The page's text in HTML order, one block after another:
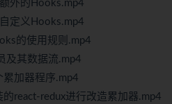
外的Hooks.mp4
定义Hooks.mp4
的使用规则.mp4
及其数据流.mp4
加器程序.mp4
react-redux进行改造累加器.mp4